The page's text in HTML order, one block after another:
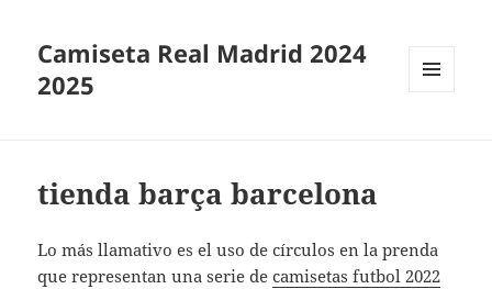
Camiseta Real Madrid 2024
2025
tienda barça barcelona
Lo más llamativo es el uso de círculos en la prenda
que representan una serie decamisetas futbol 2022